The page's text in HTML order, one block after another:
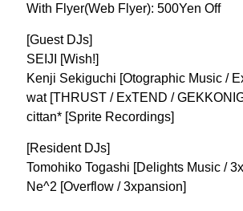
With Flyer(Web Flyer): 500Yen Off
[Guest DJs]
SEIJI [Wish!]
Kenji Sekiguchi [Otographic Music /
wat [THRUST / ExTEND /
cittan* [Sprite Recordings]
[Resident DJs]
Tomohiko Togashi [Delights Music /
Ne^2 [Overflow / 3xpansion]